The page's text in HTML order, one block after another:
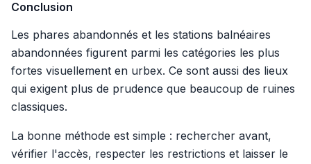
Conclusion
Les phares abandonnés et les stations balnéaires
abandonnées figurent parmi les catégories les plus
fortes visuellement en urbex. Ce sont aussi des lieux
qui exigent plus de prudence que beaucoup de ruines
classiques.
La bonne méthode est simple : rechercher avant,
vérifier l'accès, respecter les restrictions et laisser le